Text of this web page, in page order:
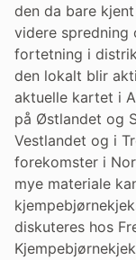
den da bare
videre spredning
fortetning i
den lokalt blir
aktuelle kartet i
på Østlandet og
Vestlandet og i
forekomster i
mye materiale
diskuteres hos